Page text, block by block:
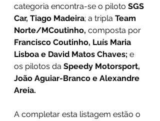
categoria encontra-se o piloto SGS
Car, Tiago Madeira; a tripla Team
Norte/MCoutinho, composta por
Francisco Coutinho, Luís Maria
Lisboa e David Matos Chaves; e
os pilotos da Speedy Motorsport,
João Aguiar-Branco e Alexandre
Areia.
A completar esta listagem estão o